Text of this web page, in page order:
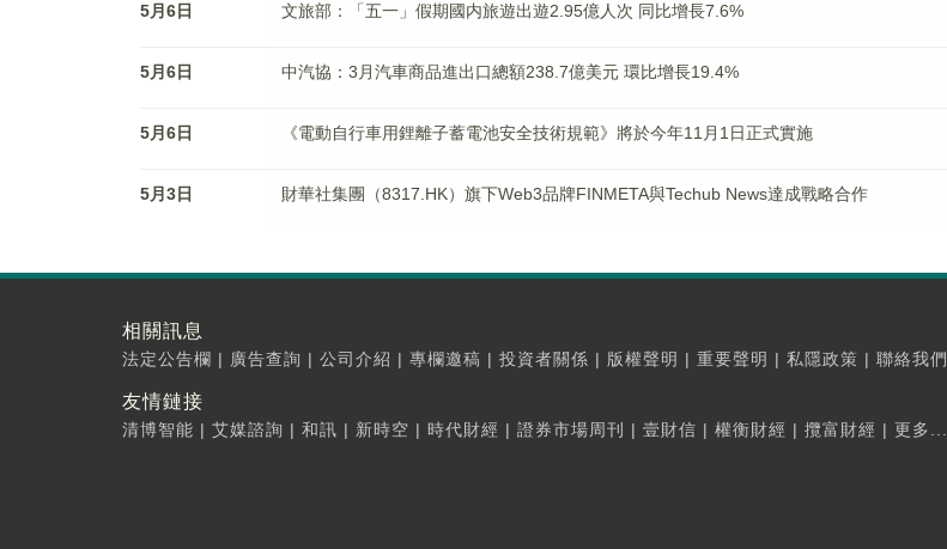
5月6日 文旅部：「五一」假期國内旅遊出遊2.95億人次 同比增長7.6%
5月6日 中汽協：3月汽車商品進出口總額238.7億美元 環比增長19.4%
5月6日 《電動自行車用鋰離子蓄電池安全技術規範》將於今年11月1日正式實施
5月3日 財華社集團（8317.HK）旗下Web3品牌FINMETA與Techub News達成戰略合作
相關訊息
法定公告欄 | 廣告查詢 | 公司介紹 | 專欄邀稿 | 投資者關係 | 版權聲明 | 重要聲明 | 私隱政策 | 聯絡我們
友情鏈接
清博智能 | 艾媒諮詢 | 和訊 | 新時空 | 時代財經 | 證券市場周刊 | 壹財信 | 權衡財經 | 攬富財經 | 更多...